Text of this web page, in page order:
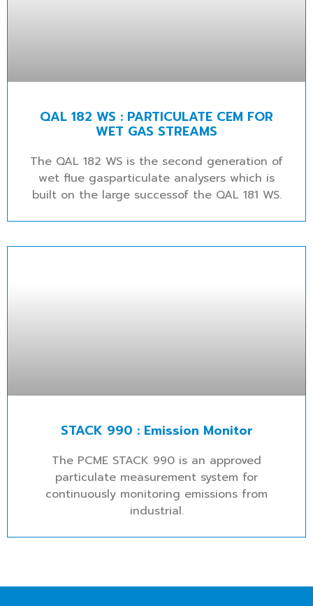
QAL 182 WS : PARTICULATE CEM FOR
WET GAS STREAMS
The QAL 182 WS is the second generation of
wet flue gasparticulate analysers which is
built on the large successof the QAL 181 WS.
STACK 990 : Emission Monitor
The PCME STACK 990 is an approved
particulate measurement system for
continuously monitoring emissions from
industrial.